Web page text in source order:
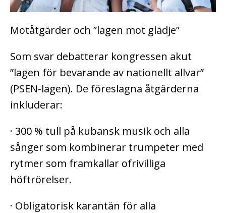
Motåtgärder och ”lagen mot glädje”
Som svar debatterar kongressen akut
”lagen för bevarande av nationellt allvar”
(PSEN-lagen). De föreslagna åtgärderna
inkluderar:
· 300 % tull på kubansk musik och alla
sånger som kombinerar trumpeter med
rytmer som framkallar ofrivilliga
höftrörelser.
· Obligatorisk karantän för alla